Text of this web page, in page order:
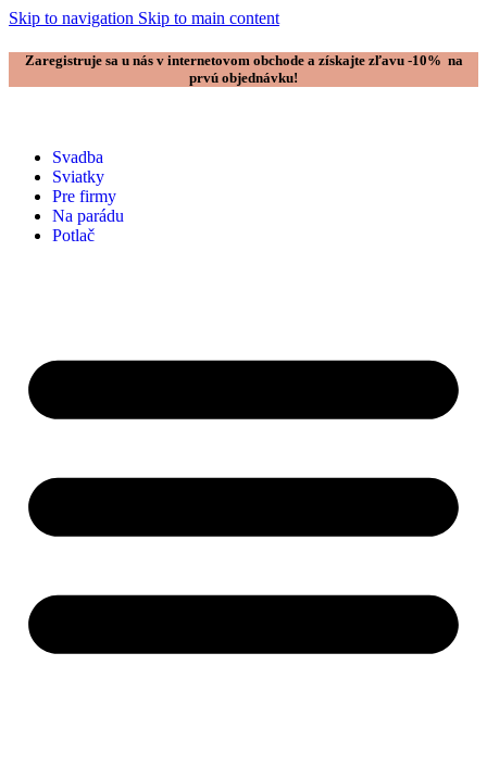
Skip to navigation Skip to main content
Zaregistruje sa u nás v internetovom obchode a získajte zľavu -10% na
prvú objednávku!
Svadba
Sviatky
Pre firmy
Na parádu
Potlač